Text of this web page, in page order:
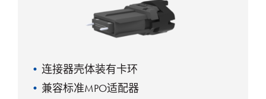
连接器壳体装有卡环
兼容标准MPO适配器